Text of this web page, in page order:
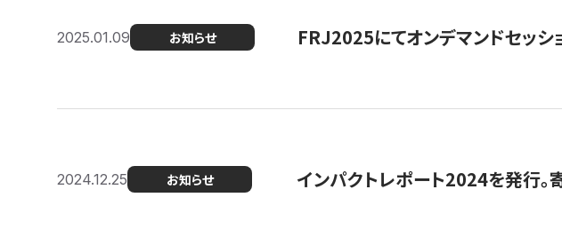
2025.01.09 お知らせ FRJ2025にてオンデマンドセッシ
2024.12.25 お知らせ インパクトレポート2024を発行